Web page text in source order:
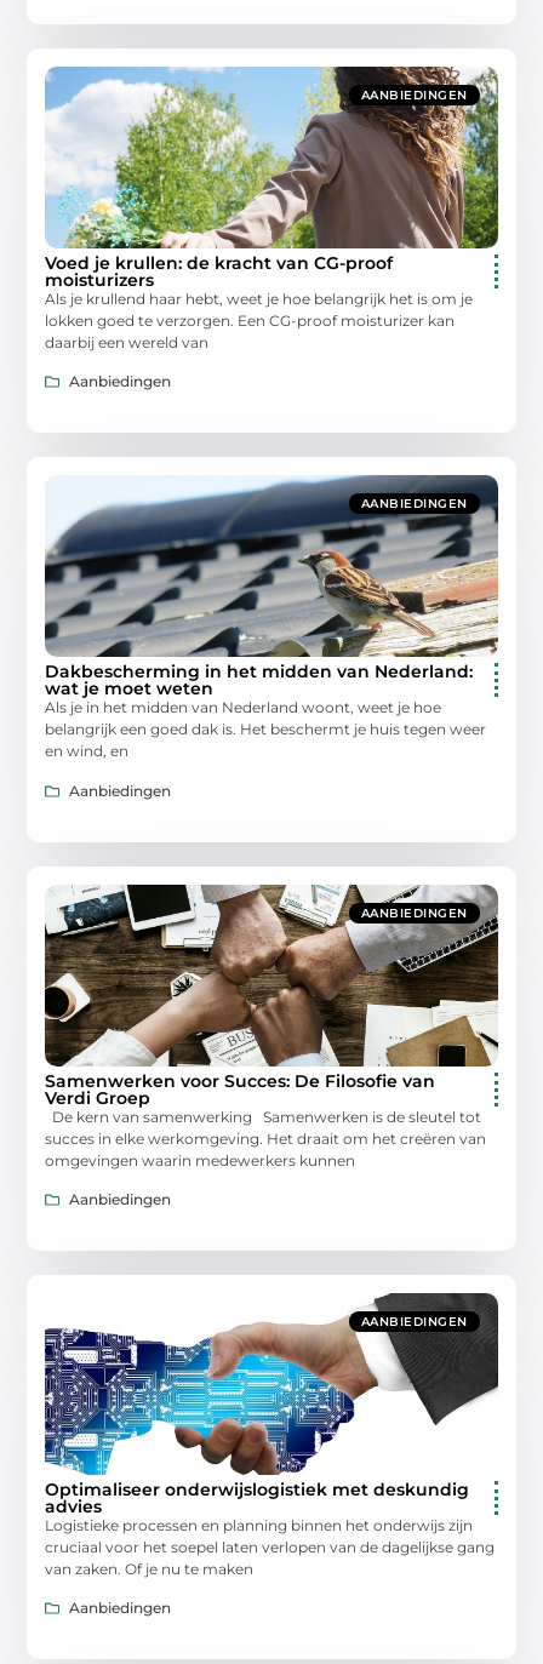
AANBIEDINGEN
Voed je krullen: de kracht van CG-proof
moisturizers
Als je krullend haar hebt, weet je hoe belangrijk het is om je
lokken goed te verzorgen. Een CG-proof moisturizer kan
daarbij een wereld van
Aanbiedingen
AANBIEDINGEN
Dakbescherming in het midden van Nederland:
wat je moet weten
Als je in het midden van Nederland woont, weet je hoe
belangrijk een goed dak is. Het beschermt je huis tegen weer
en wind, en
Aanbiedingen
AANBIEDINGEN
Samenwerken voor Succes: De Filosofie van
Verdi Groep
De kern van samenwerking Samenwerken is de sleutel tot
succes in elke werkomgeving. Het draait om het creëren van
omgevingen waarin medewerkers kunnen
Aanbiedingen
AANBIEDINGEN
Optimaliseer onderwijslogistiek met deskundig
advies
Logistieke processen en planning binnen het onderwijs zijn
cruciaal voor het soepel laten verlopen van de dagelijkse gang
van zaken. Of je nu te maken
Aanbiedingen